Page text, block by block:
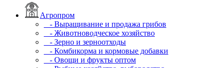
Агропром
- Выращивание и продажа грибов
- Животноводческое хозяйство
- Зерно и зерноотходы
- Комбикорма и кормовые добавки
- Овощи и фрукты оптом